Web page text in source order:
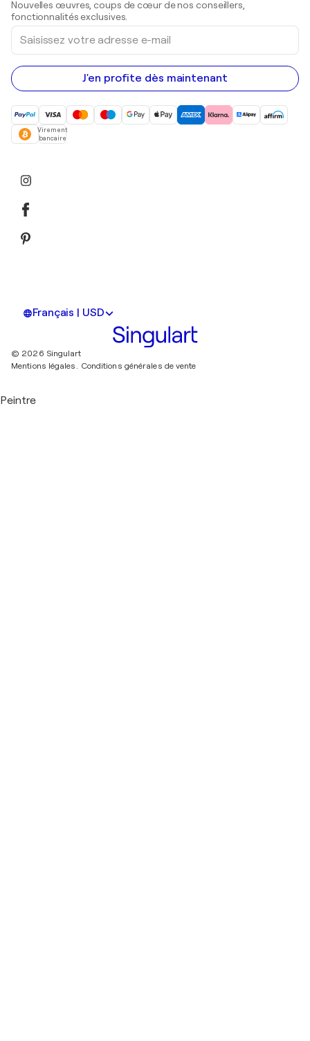
Peintures acryliques
Nouvelles œuvres, coups de cœur de nos conseillers,
fonctionnalités exclusives.
Saisissez
votre
adresse
e-
mail
J'en profite dès maintenant
Virement
bancaire
Français | USD
© 2026 Singulart
Mentions légales. Conditions générales de vente
Peintre